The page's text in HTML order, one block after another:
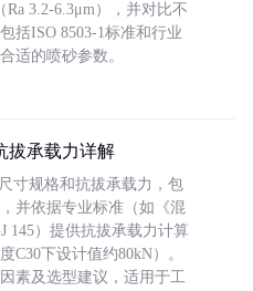
3.2-6.3μm），并对比不
括ISO 8503-1标准和行业
适的喷砂参数。
拔承载力详解
寸规格和抗拔承载力，包
并依据专业标准（如《混
145）提供抗拔承载力计算
C30下设计值约80kN）。
素及选型建议，适用于工